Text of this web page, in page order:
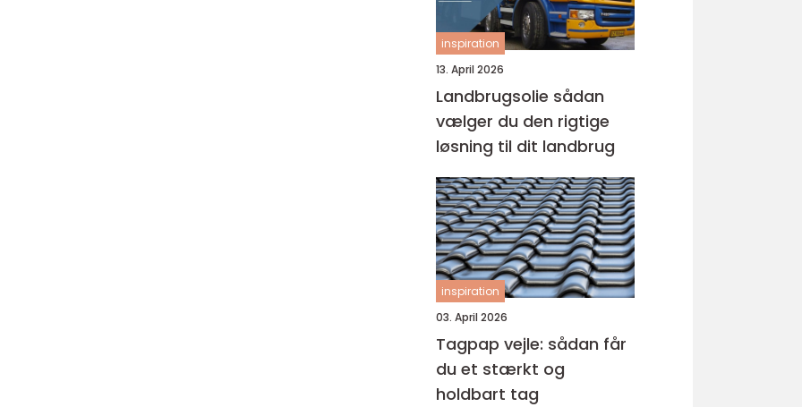
inspiration
13. April 2026
Landbrugsolie sådan
vælger du den rigtige
løsning til dit landbrug
inspiration
03. April 2026
Tagpap vejle: sådan får
du et stærkt og
holdbart tag